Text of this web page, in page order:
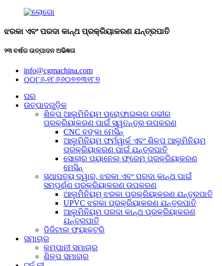
ଝରକା ଏବଂ ପରଦା କାନ୍ଥ ପ୍ରକ୍ରିୟାକରଣ ଯନ୍ତ୍ରପାତି
୨୩ ବର୍ଷର ଉତ୍ପାଦନ ଅଭିଜ୍ଞତା
info@cgmachina.com
୦୦୮୬-୧୮୬୬୦୭୭୩୧୮୭
ଘର
ଉତ୍ପାଦଗୁଡ଼ିକ
ଶିଳ୍ପ ଆଲୁମିନିୟମ ପ୍ରୋଫାଇଲର ଗଭୀର
ପ୍ରକ୍ରିୟାକରଣ ପାଇଁ ସ୍ୱତନ୍ତ୍ର ଉପକରଣ
CNC ବଙ୍କା ମେସିନ୍
ଆଲୁମିନିୟମ ଫର୍ମୱାର୍କ ଏବଂ ଶିଳ୍ପ ଆଲୁମିନିୟମ
ପ୍ରକ୍ରିୟାକରଣ ପାଇଁ ଯନ୍ତ୍ରପାତି
ସୋଲାର ପ୍ୟାନେଲ୍ ଫ୍ରେମ୍ ପ୍ରକ୍ରିୟାକରଣ
ମେସିନ୍
ସ୍ଥାପତ୍ୟ ଦ୍ୱାର, ଝରକା ଏବଂ ପରଦା କାନ୍ଥ ପାଇଁ
ସମ୍ପୂର୍ଣ୍ଣ ପ୍ରକ୍ରିୟାକରଣ ଉପକରଣ
ଆଲୁମିନିୟମ୍ ଝରକା ପ୍ରକ୍ରିୟାକରଣ ଯନ୍ତ୍ରପାତି
UPVC ଝରକା ପ୍ରକ୍ରିୟାକରଣ ଯନ୍ତ୍ରପାତି
ଆଲୁମିନିୟମ ପରଦା କାନ୍ଥ ପ୍ରକ୍ରିୟାକରଣ
ଯନ୍ତ୍ରପାତି
ଡିଜିଟାଲ୍ ଫ୍ୟାକ୍ଟ୍ରି
ସମାଚାର
କମ୍ପାନୀ ସମାଚାର
ଶିଳ୍ପ ସମାଚାର